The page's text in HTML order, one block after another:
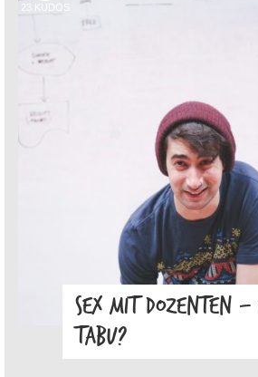
23 KUDOS
SEX MIT DOZENTEN
TABU?